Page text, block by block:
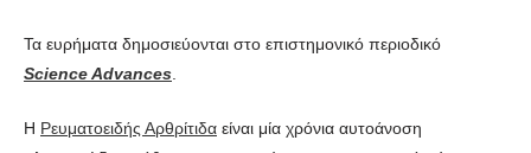
Τα ευρήματα δημοσιεύονται στο επιστημονικό περιοδικό
Science Advances
Η Ρευματοειδής Αρθρίτιδα είναι μία χρόνια αυτοάνοση